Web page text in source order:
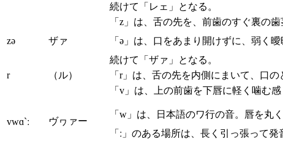
続けて「レェ」となる。
zə ザァ
「z」は、舌の先を、前歯のすぐ裏の
「ə」は、口をあまり開けずに、弱く曖
続けて「ザァ」となる。
r
（ル） 「r」は、舌の先を内側にまいて、口
vwɑ`ː ヴヮァー
「v」は、上の前歯を下唇に軽く噛む
「w」は、日本語のワ行の音。唇を丸
「ː」のある場所は、長く引っ張って